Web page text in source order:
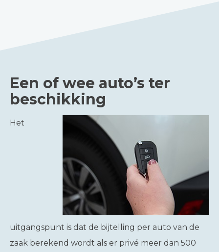
Een of wee auto’s ter
beschikking
Het
uitgangspunt is dat de bijtelling per auto van de
zaak berekend wordt als er privé meer dan 500